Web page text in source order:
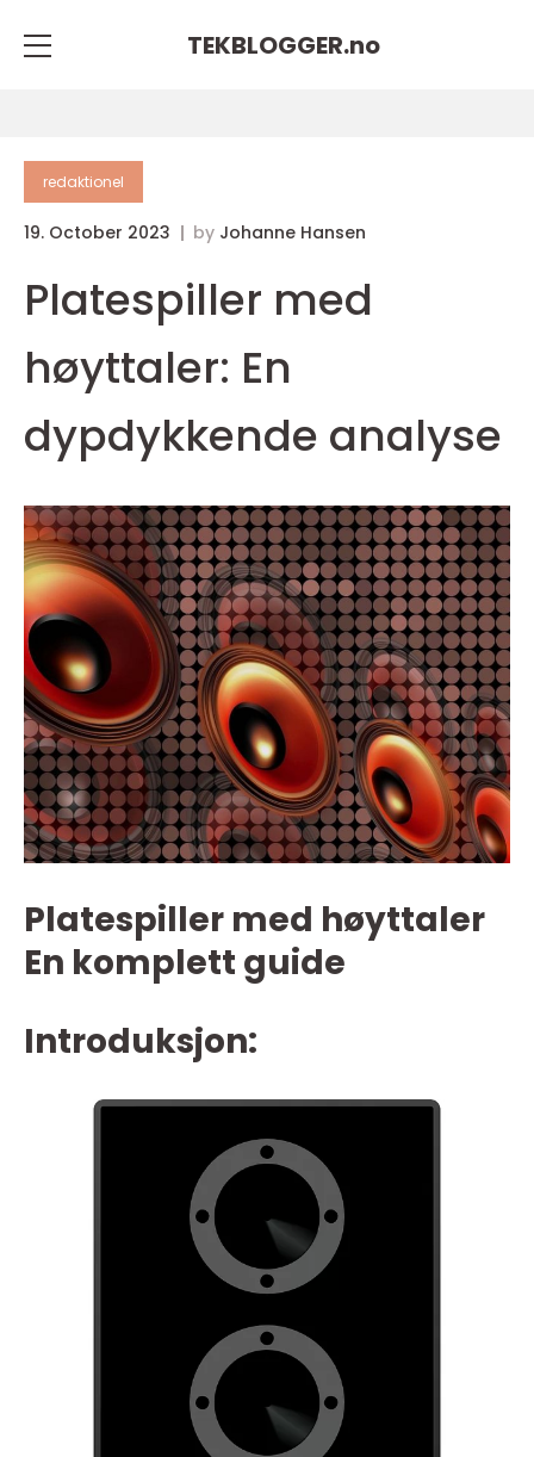
TEKBLOGGER.no
redaktionel
19. October 2023 by Johanne Hansen
Platespiller med
høyttaler: En
dypdykkende analyse
Platespiller med høyttaler
En komplett guide
Introduksjon: